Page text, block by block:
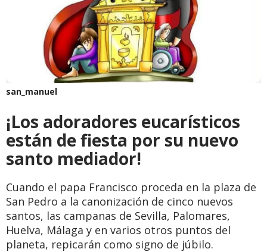
san_manuel
¡Los adoradores eucarísticos
están de fiesta por su nuevo
santo mediador!
Cuando el papa Francisco proceda en la plaza de
San Pedro a la canonización de cinco nuevos
santos, las campanas de Sevilla, Palomares,
Huelva, Málaga y en varios otros puntos del
planeta, repicarán como signo de júbilo.